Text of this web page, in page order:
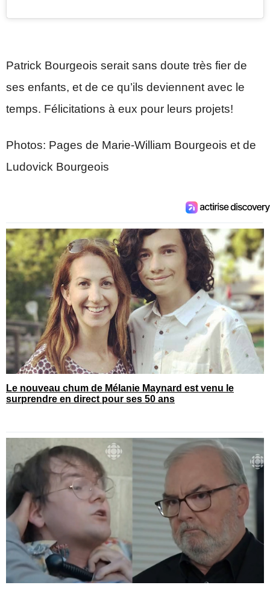
Patrick Bourgeois serait sans doute très fier de
ses enfants, et de ce qu’ils deviennent avec le
temps. Félicitations à eux pour leurs projets!
Photos: Pages de Marie-William Bourgeois et de
Ludovick Bourgeois
Le nouveau chum de Mélanie Maynard est venu le
surprendre en direct pour ses 50 ans